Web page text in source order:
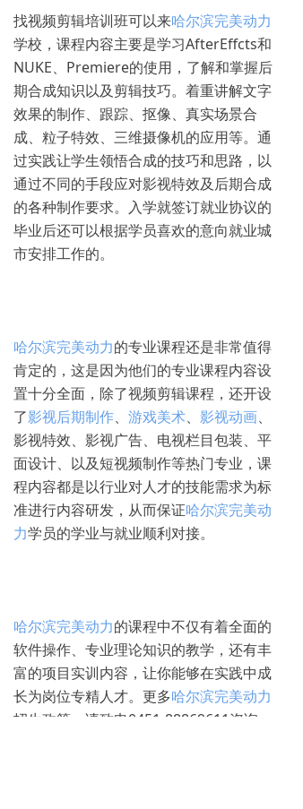
找视频剪辑培训班可以来哈尔滨完美动力
学校，课程内容主要是学习AfterEffcts和
NUKE、Premiere的使用，了解和掌握后
期合成知识以及剪辑技巧。着重讲解文字
效果的制作、跟踪、抠像、真实场景合
成、粒子特效、三维摄像机的应用等。通
过实践让学生领悟合成的技巧和思路，以
通过不同的手段应对影视特效及后期合成
的各种制作要求。入学就签订就业协议的
毕业后还可以根据学员喜欢的意向就业城
市安排工作的。
哈尔滨完美动力的专业课程还是非常值得
肯定的，这是因为他们的专业课程内容设
置十分全面，除了视频剪辑课程，还开设
了影视后期制作、 游戏美术、 影视动画、
影视特效、影视广告、电视栏目包装、平
面设计、以及短视频制作等热门专业，课
程内容都是以行业对人才的技能需求为标
准进行内容研发，从而保证哈尔滨完美动
力学员的学业与就业顺利对接。
哈尔滨完美动力的课程中不仅有着全面的
软件操作、专业理论知识的教学，还有丰
富的项目实训内容，让你能够在实践中成
长为岗位专精人才。更多哈尔滨完美动力
招生政策，请致电0451-88869611咨询。